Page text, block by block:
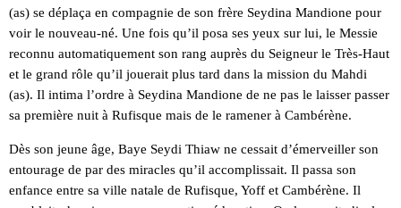
(as) se déplaça en compagnie de son frère Seydina Mandione pour
voir le nouveau-né. Une fois qu’il posa ses yeux sur lui, le Messie
reconnu automatiquement son rang auprès du Seigneur le Très-Haut
et le grand rôle qu’il jouerait plus tard dans la mission du Mahdi
(as). Il intima l’ordre à Seydina Mandione de ne pas le laisser passer
sa première nuit à Rufisque mais de le ramener à Cambérène.
Dès son jeune âge, Baye Seydi Thiaw ne cessait d’émerveiller son
entourage de par des miracles qu’il accomplissait. Il passa son
enfance entre sa ville natale de Rufisque, Yoff et Cambérène. Il